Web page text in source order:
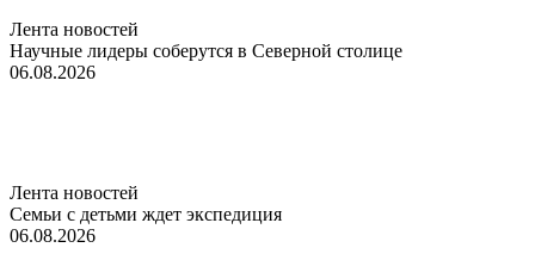
Лента новостей
Научные лидеры соберутся в Северной столице
06.08.2026
Лента новостей
Семьи с детьми ждет экспедиция
06.08.2026